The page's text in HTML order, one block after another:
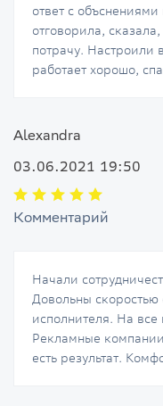
ответ с
отговорила,
потрачу. Настроили
работает хорошо,
Alexandra
03.06.2021 19:50
Комментарий
Начали
Довольны
исполнителя. На все
Рекламные
есть результат.